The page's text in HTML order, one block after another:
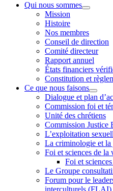
Qui nous sommes
Mission
Histoire
Nos membres
Conseil de direction
Comité directeur
Rapport annuel
États financiers
Constitution et
Ce que nous faisons
Dialogue et plan
Commission foi et
Unité des chrétiens
Commission Justice
L’exploitation
La criminologie et la
Foi et sciences de la
Foi et
Le Groupe
Forum pour le
interculturels (FLAI)